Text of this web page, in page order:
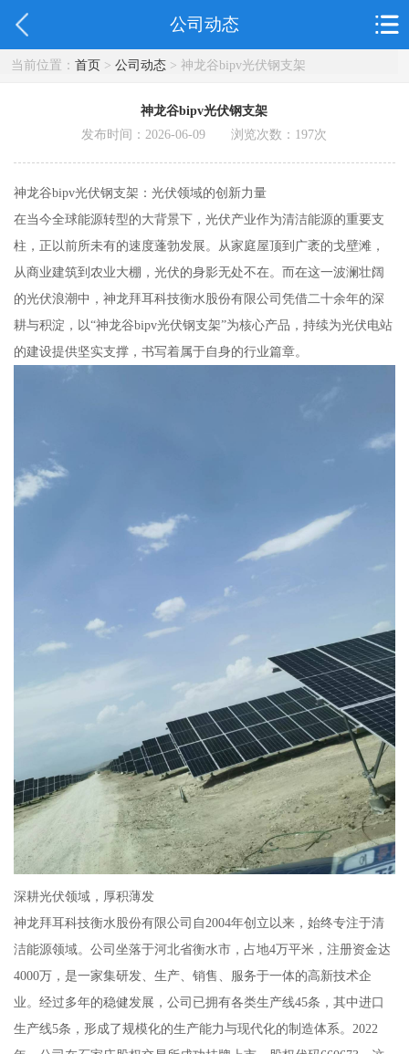
公司动态
当前位置： 首页> 公司动态> 神龙谷bipv光伏钢支架
神龙谷bipv光伏钢支架
发布时间：2026-06-09 浏览次数： 197次
神龙谷bipv光伏钢支架：光伏领域的创新力量
在当今全球能源转型的大背景下，光伏产业作为清洁能源的重要支
柱，正以前所未有的速度蓬勃发展。从家庭屋顶到广袤的戈壁滩，
从商业建筑到农业大棚，光伏的身影无处不在。而在这一波澜壮阔
的光伏浪潮中，神龙拜耳科技衡水股份有限公司凭借二十余年的深
耕与积淀，以“神龙谷bipv光伏钢支架”为核心产品，持续为光伏电站
的建设提供坚实支撑，书写着属于自身的行业篇章。
深耕光伏领域，厚积薄发
神龙拜耳科技衡水股份有限公司自2004年创立以来，始终专注于清
洁能源领域。公司坐落于河北省衡水市，占地4万平米，注册资金达
4000万，是一家集研发、生产、销售、服务于一体的高新技术企
业。经过多年的稳健发展，公司已拥有各类生产线45条，其中进口
生产线5条，形成了规模化的生产能力与现代化的制造体系。2022